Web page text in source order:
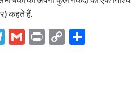
कहते हैं.
Telegram
GmailPrintCopy